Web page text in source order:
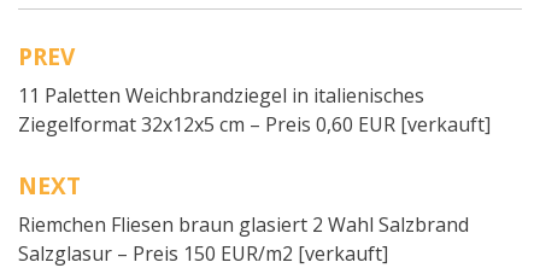
Beitragsnavigation
PREV
11 Paletten Weichbrandziegel in italienisches
Ziegelformat 32x12x5 cm – Preis 0,60 EUR [verkauft]
NEXT
Riemchen Fliesen braun glasiert 2 Wahl Salzbrand
Salzglasur – Preis 150 EUR/m2 [verkauft]